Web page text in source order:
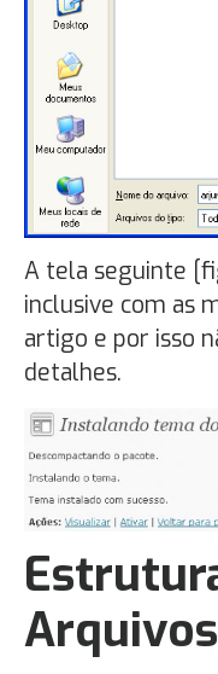
A tela seguinte
inclusive com as
artigo e por isso
detalhes.